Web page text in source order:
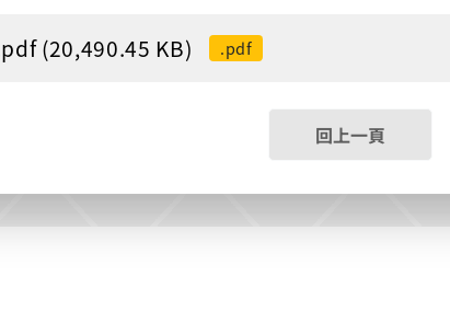
(20,490.45 KB) .pdf
回上一頁